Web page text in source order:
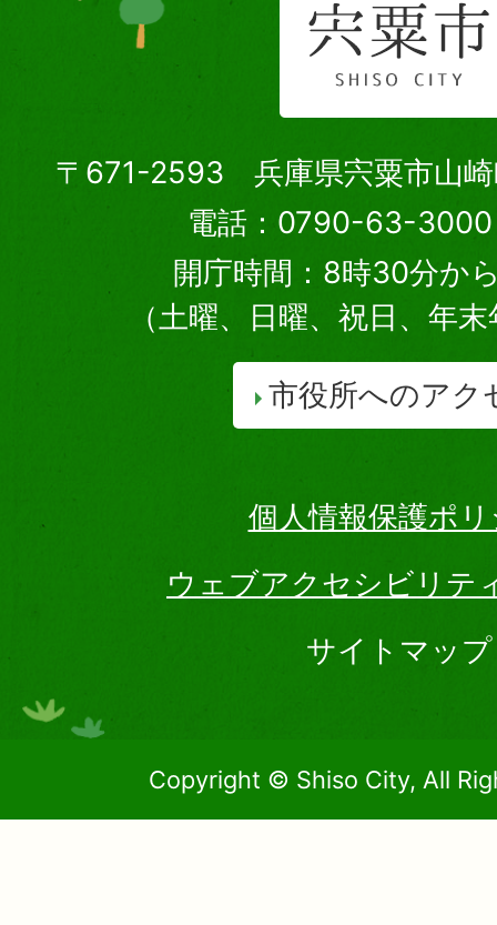
〒671-2593 兵庫県宍粟市山崎
電話：0790-63-3000
開庁時間：8時30分か
（土曜、日曜、祝日、年
市役所へのアク
個人情報保護ポ
ウェブアクセシビリテ
サイトマップ
Copyright © Shiso City, All